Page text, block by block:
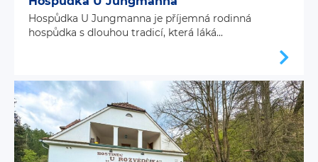
Hospůdka U Jungmanna je příjemná rodinná
hospůdka s dlouhou tradicí, která láká...